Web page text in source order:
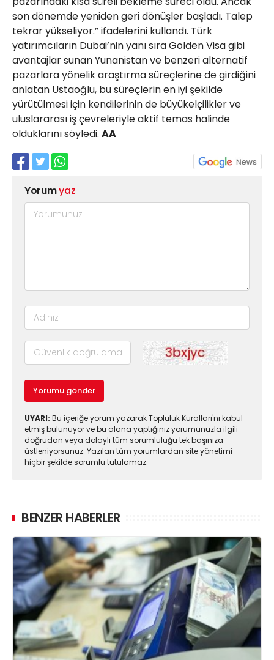
son dönemde yeniden geri dönüşler başladı. Talep
tekrar yükseliyor.” ifadelerini kullandı. Türk
yatırımcıların Dubai’nin yanı sıra Golden Visa gibi
avantajlar sunan Yunanistan ve benzeri alternatif
pazarlara yönelik araştırma süreçlerine de girdiğini
anlatan Ustaoğlu, bu süreçlerin en iyi şekilde
yürütülmesi için kendilerinin de büyükelçilikler ve
uluslararası iş çevreleriyle aktif temas halinde
olduklarını söyledi. AA
Yorumyaz
Yorumu gönder
UYARI: Bu içeriğe yorum yazarak Topluluk Kuralları'nı kabul
etmiş bulunuyor ve bu alana yaptığınız yorumunuzla ilgili
doğrudan veya dolaylı tüm sorumluluğu tek başınıza
üstleniyorsunuz. Yazılan tüm yorumlardan site yönetimi
hiçbir şekilde sorumlu tutulamaz.
BENZER HABERLER